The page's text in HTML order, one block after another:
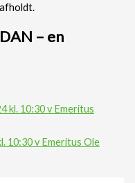
– en
kl. 10:30 v Emeritus
10:30 v Emeritus Ole